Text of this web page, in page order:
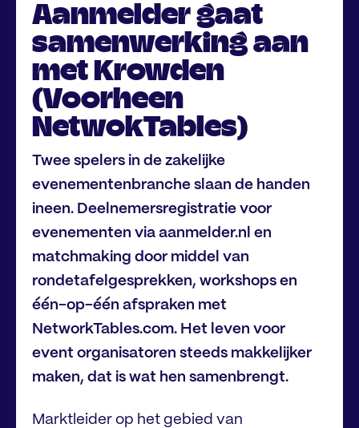
Aanmelder gaat
samenwerking aan
met Krowden
(Voorheen
NetwokTables)
Twee spelers in de zakelijke
evenementenbranche slaan de handen
ineen. Deelnemersregistratie voor
evenementen via aanmelder.nl en
matchmaking door middel van
rondetafelgesprekken, workshops en
één-op-één afspraken met
NetworkTables.com. Het leven voor
event organisatoren steeds makkelijker
maken, dat is wat hen samenbrengt.
Marktleider op het gebied van